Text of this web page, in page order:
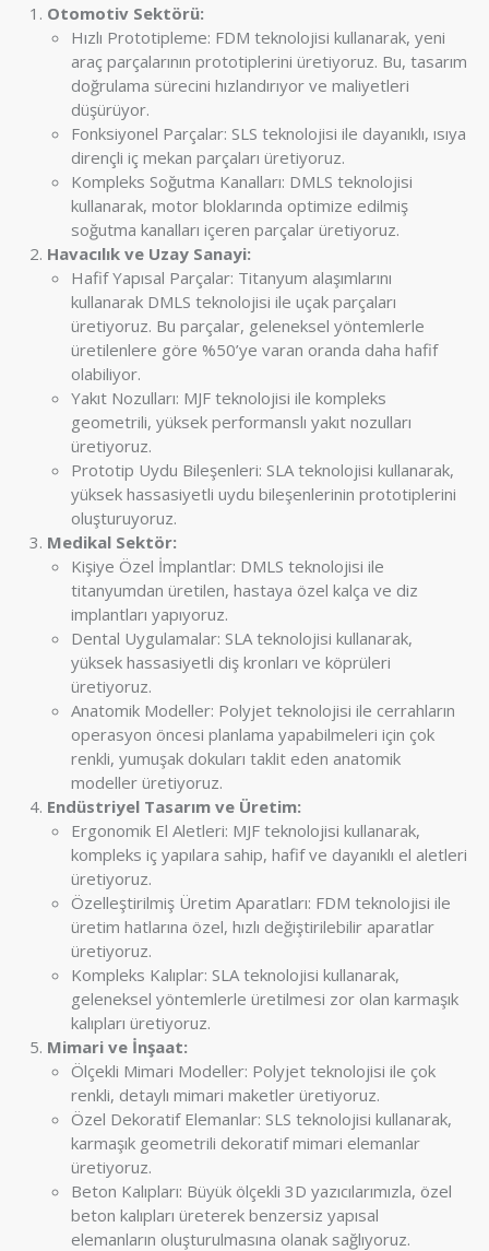
Otomotiv Sektörü:
Hızlı Prototipleme: FDM teknolojisi kullanarak, yeni
araç parçalarının prototiplerini üretiyoruz. Bu, tasarım
doğrulama sürecini hızlandırıyor ve maliyetleri
düşürüyor.
Fonksiyonel Parçalar: SLS teknolojisi ile dayanıklı, ısıya
dirençli iç mekan parçaları üretiyoruz.
Kompleks Soğutma Kanalları: DMLS teknolojisi
kullanarak, motor bloklarında optimize edilmiş
soğutma kanalları içeren parçalar üretiyoruz.
Havacılık ve Uzay Sanayi:
Hafif Yapısal Parçalar: Titanyum alaşımlarını
kullanarak DMLS teknolojisi ile uçak parçaları
üretiyoruz. Bu parçalar, geleneksel yöntemlerle
üretilenlere göre %50’ye varan oranda daha hafif
olabiliyor.
Yakıt Nozulları: MJF teknolojisi ile kompleks
geometrili, yüksek performanslı yakıt nozulları
üretiyoruz.
Prototip Uydu Bileşenleri: SLA teknolojisi kullanarak,
yüksek hassasiyetli uydu bileşenlerinin prototiplerini
oluşturuyoruz.
Medikal Sektör:
Kişiye Özel İmplantlar: DMLS teknolojisi ile
titanyumdan üretilen, hastaya özel kalça ve diz
implantları yapıyoruz.
Dental Uygulamalar: SLA teknolojisi kullanarak,
yüksek hassasiyetli diş kronları ve köprüleri
üretiyoruz.
Anatomik Modeller: Polyjet teknolojisi ile cerrahların
operasyon öncesi planlama yapabilmeleri için çok
renkli, yumuşak dokuları taklit eden anatomik
modeller üretiyoruz.
Endüstriyel Tasarım ve Üretim:
Ergonomik El Aletleri: MJF teknolojisi kullanarak,
kompleks iç yapılara sahip, hafif ve dayanıklı el aletleri
üretiyoruz.
Özelleştirilmiş Üretim Aparatları: FDM teknolojisi ile
üretim hatlarına özel, hızlı değiştirilebilir aparatlar
üretiyoruz.
Kompleks Kalıplar: SLA teknolojisi kullanarak,
geleneksel yöntemlerle üretilmesi zor olan karmaşık
kalıpları üretiyoruz.
Mimari ve İnşaat:
Ölçekli Mimari Modeller: Polyjet teknolojisi ile çok
renkli, detaylı mimari maketler üretiyoruz.
Özel Dekoratif Elemanlar: SLS teknolojisi kullanarak,
karmaşık geometrili dekoratif mimari elemanlar
üretiyoruz.
Beton Kalıpları: Büyük ölçekli 3D yazıcılarımızla, özel
beton kalıpları üreterek benzersiz yapısal
elemanların oluşturulmasına olanak sağlıyoruz.